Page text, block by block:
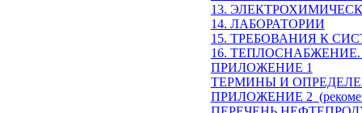
13.
14. ЛАБОРАТОРИИ
15. ТРЕБОВАНИЯ К
16.
ПРИЛОЖЕНИЕ 1
ТЕРМИНЫ И
ПРИЛОЖЕНИЕ 2